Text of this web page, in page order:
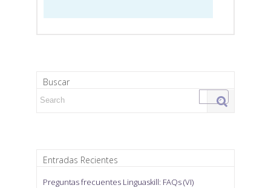
Buscar
Search for:
Entradas Recientes
Preguntas frecuentes Linguaskill: FAQs (VI)